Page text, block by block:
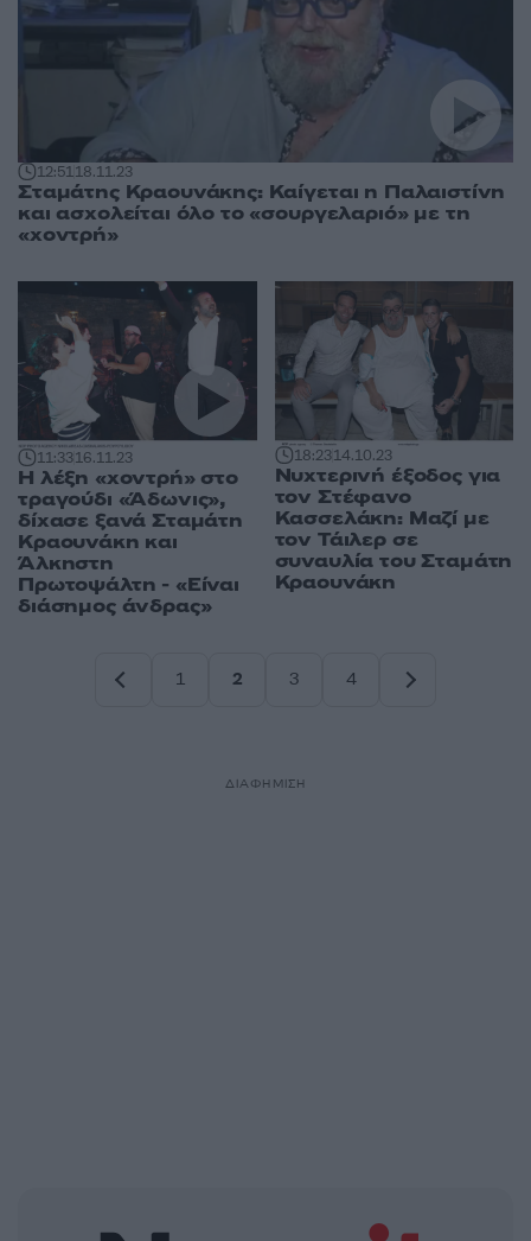
12:5118.11.23
Σταμάτης Κραουνάκης: Καίγεται η Παλαιστίνη
και ασχολείται όλο το «σουργελαριό» με τη
«χοντρή»
11:3316.11.23
Η λέξη «χοντρή» στο
τραγούδι «Άδωνις»,
δίχασε ξανά Σταμάτη
Κραουνάκη και
Άλκηστη
Πρωτοψάλτη - «Είναι
διάσημος άνδρας»
18:2314.10.23
Νυχτερινή έξοδος για
τον Στέφανο
Κασσελάκη: Μαζί με
τον Τάιλερ σε
συναυλία του Σταμάτη
Κραουνάκη
1
2
3
4
ΔΙΑΦΗΜΙΣΗ